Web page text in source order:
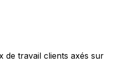
de travail clients axés sur